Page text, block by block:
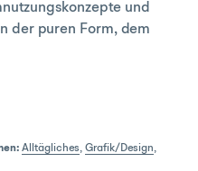
und
der puren Form, dem
Alltägliches,Grafik/Design,